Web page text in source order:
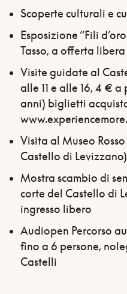
Scoperte culturali e
Esposizione “Fili
Tasso, a offerta libera
Visite guidate al
alle 11 e alle 16, 4 €
anni) biglietti
Visita al Museo
Castello di
Mostra scambio di
corte del Castello di
ingresso libero
Audiopen Percorso
fino a 6 persone,
Castelli